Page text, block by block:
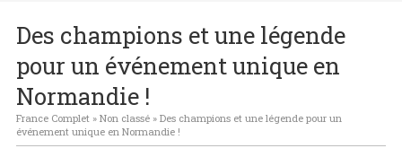
indoor reviennent le 23 Janvier 2027 !
Des champions et une légende
pour un événement unique en
Normandie !
France Complet» Non classé» Des champions et une légende pour un
événement unique en Normandie !